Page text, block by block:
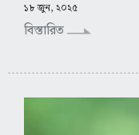
১৮ জুন, ২০২৫
বিস্তারিত